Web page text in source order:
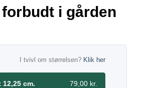
i gården
I tvivl om størrelsen? Klik her
12,25 cm. 79,00 kr.